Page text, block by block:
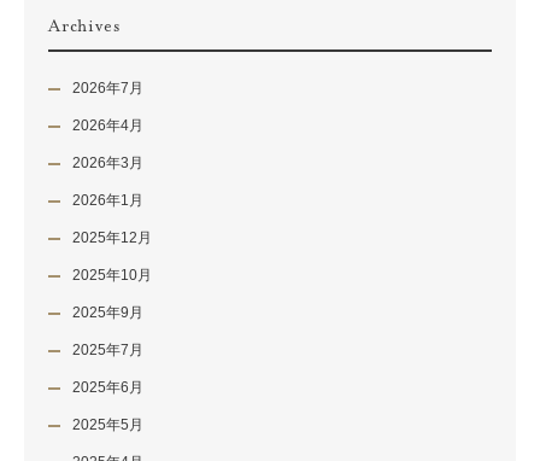
Archives
2026年7月
2026年4月
2026年3月
2026年1月
2025年12月
2025年10月
2025年9月
2025年7月
2025年6月
2025年5月